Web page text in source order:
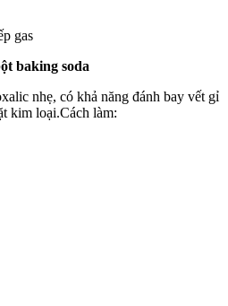
gas
baking soda
nhẹ, có khả năng đánh bay vết gỉ
kim loại.Cách làm: